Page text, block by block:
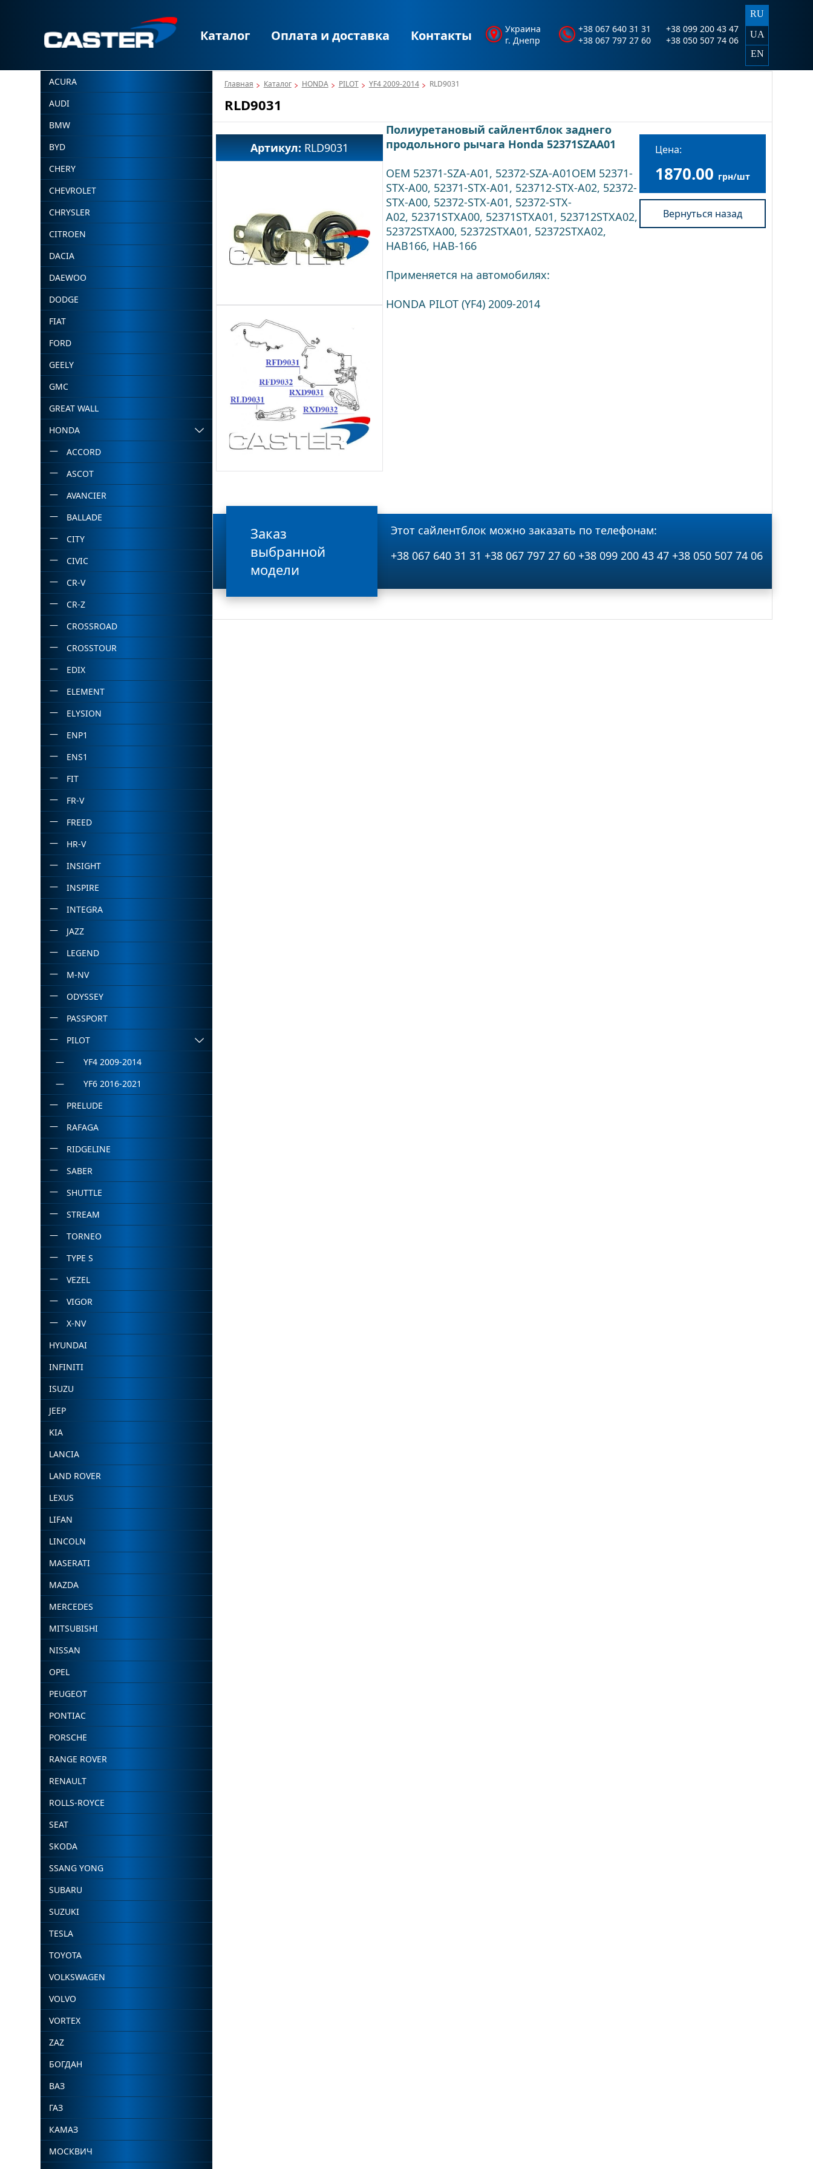
Каталог Оплата и доставка Контакты
Украина
г. Днепр
+38 067 640 31 31
+38 067 797 27 60
+38 099 200 43 47
+38 050 507 74 06
RU
UA
EN
ACURA
AUDI
BMW
BYD
CHERY
CHEVROLET
CHRYSLER
CITROEN
DACIA
DAEWOO
DODGE
FIAT
FORD
GEELY
GMC
GREAT WALL
HONDA
ACCORD
ASCOT
AVANCIER
BALLADE
CITY
CIVIC
CR-V
CR-Z
CROSSROAD
CROSSTOUR
EDIX
ELEMENT
ELYSION
ENP1
ENS1
FIT
FR-V
FREED
HR-V
INSIGHT
INSPIRE
INTEGRA
JAZZ
LEGEND
M-NV
ODYSSEY
PASSPORT
PILOT
YF4 2009-2014
YF6 2016-2021
PRELUDE
RAFAGA
RIDGELINE
SABER
SHUTTLE
STREAM
TORNEO
TYPE S
VEZEL
VIGOR
X-NV
HYUNDAI
INFINITI
ISUZU
JEEP
KIA
LANCIA
LAND ROVER
LEXUS
LIFAN
LINCOLN
MASERATI
MAZDA
MERCEDES
MITSUBISHI
NISSAN
OPEL
PEUGEOT
PONTIAC
PORSCHE
RANGE ROVER
RENAULT
ROLLS-ROYCE
SEAT
SKODA
SSANG YONG
SUBARU
SUZUKI
TESLA
TOYOTA
VOLKSWAGEN
VOLVO
VORTEX
ZAZ
БОГДАН
ВАЗ
ГАЗ
КАМАЗ
МОСКВИЧ
Главная Каталог HONDA PILOT YF4 2009-2014 RLD9031
RLD9031
Артикул:RLD9031
Полиуретановый сайлентблок заднего
продольного рычага Honda 52371SZAA01
OEM 52371-SZA-A01, 52372-SZA-A01OEM 52371-
STX-A00, 52371-STX-A01, 523712-STX-A02, 52372-
STX-A00, 52372-STX-A01, 52372-STX-
A02, 52371STXA00, 52371STXA01, 523712STXA02,
52372STXA00, 52372STXA01, 52372STXA02,
HAB166, HAB-166
Применяется на автомобилях:
HONDA PILOT (YF4) 2009-2014
Цена:
1870.00 грн/шт
Вернуться назад
Заказ
выбранной
модели
Этот сайлентблок можно заказать по телефонам:
+38 067 640 31 31 +38 067 797 27 60 +38 099 200 43 47 +38 050 507 74 06